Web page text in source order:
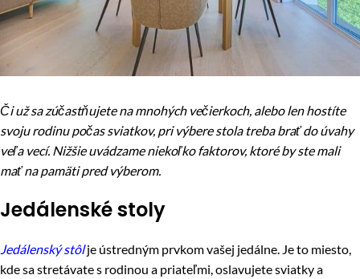
Či už sa zúčastňujete na mnohých večierkoch, alebo len hostíte
svoju rodinu počas sviatkov, pri výbere stola treba brať do úvahy
veľa vecí. Nižšie uvádzame niekoľko faktorov, ktoré by ste mali
mať na pamäti pred výberom.
Jedálenské stoly
Jedálenský stôlje ústredným prvkom vašej jedálne. Je to miesto,
kde sa stretávate s rodinou a priateľmi, oslavujete sviatky a